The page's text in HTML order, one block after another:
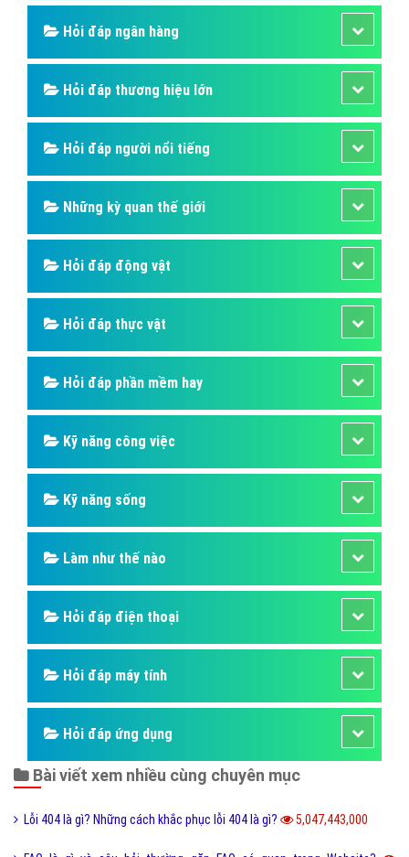
Hỏi đáp ẩm thực
Hỏi đáp du lịch
Hỏi đáp sức khỏe
Hỏi đáp tử vi phong thủy
Hỏi đáp thủ thuật máy tính
Hỏi đáp ngân hàng
Hỏi đáp thương hiệu lớn
Hỏi đáp người nổi tiếng
Những kỳ quan thế giới
Hỏi đáp động vật
Hỏi đáp thực vật
Hỏi đáp phần mềm hay
Kỹ năng công việc
Kỹ năng sống
Làm như thế nào